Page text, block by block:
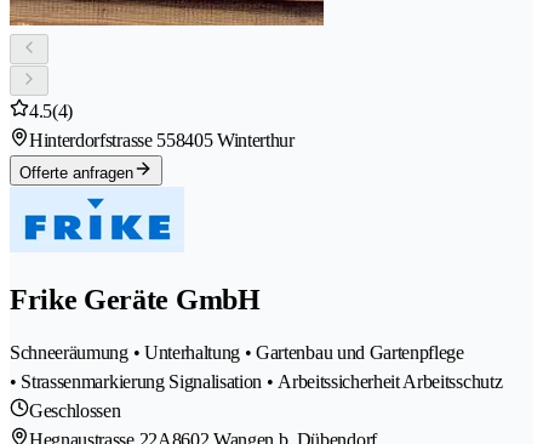
4.5(4)
Hinterdorfstrasse 558405 Winterthur
Offerte anfragen
Frike Geräte GmbH
Schneeräumung • Unterhaltung • Gartenbau und Gartenpflege
• Strassenmarkierung Signalisation • Arbeitssicherheit Arbeitsschutz
Geschlossen
Hegnaustrasse 22A8602 Wangen b. Dübendorf